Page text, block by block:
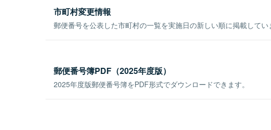
市町村変更情報
郵便番号を公表した市町村の一覧を実施日の新しい順に掲載してい
郵便番号簿PDF（2025年度版）
2025年度版郵便番号簿をPDF形式でダウンロードできます。